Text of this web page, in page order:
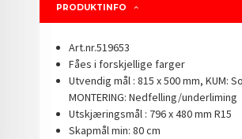
PRODUKTINFO
Art.nr.519653
Fåes i forskjellige farger
Utvendig mål : 815 x 500 mm, KUM:
MONTERING: Nedfelling/underliming
Utskjæringsmål : 796 x 480 mm R15
Skapmål min: 80 cm